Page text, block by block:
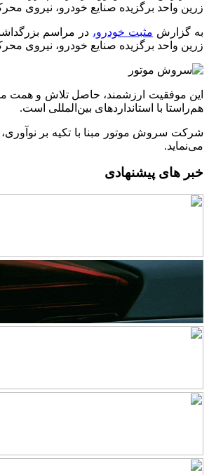
زرین واحد برگزیده صنایع خودرو، نیروی
به گزارش مثبت خودرو،
زرین واحد برگزیده صنایع خودرو، نیروی
این موفقیت ارزشمند، حاصل تلاش و همت
هم‌راستا با استانداردهای بین‌المللی است.
شرکت سروش موتور مبنا با تکیه بر
می‌نماید.
خبر های پیشنهادی